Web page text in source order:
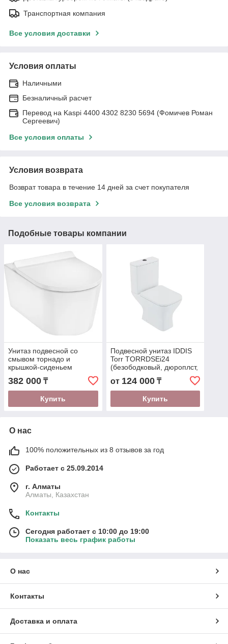
Транспортная компания
Все условия доставки
Условия оплаты
Наличными
Безналичный расчет
Перевод на Kaspi 4400 4302 8230 5694 (Фомичев Роман
Сергеевич)
Все условия оплаты
Условия возврата
Возврат товара в течение 14 дней за счет покупателя
Все условия возврата
Подобные товары компании
Унитаз подвесной со
смывом торнадо и
крышкой-сиденьем
SoftClose, белый
Hansgrohe EluPura S
60344450
382 000 ₸
Купить
Подвесной унитаз IDDIS
Torr TORRDSEi24
(безободковый, дюроплст,
Soft Close и Easy Fix)
от 124 000₸
Купить
О нас
100% положительных из 8 отзывов за год
Работает с 25.09.2014
г. Алматы
Алматы, Казахстан
Контакты
Сегодня работает с 10:00 до 19:00
Показать весь график работы
О нас
Контакты
Доставка и оплата